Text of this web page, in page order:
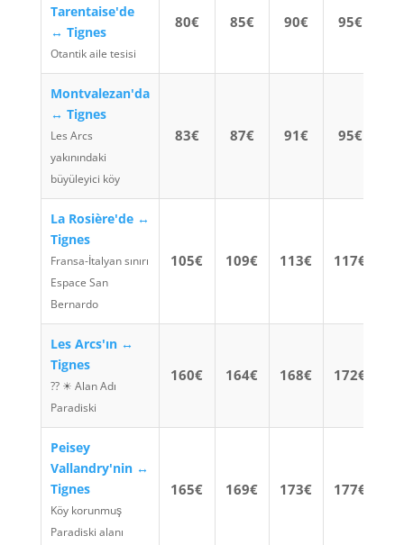
Tarentaise'de
↔ Tignes
Otantik aile tesisi
80€ 85€ 90€ 95€
Montvalezan'da
↔ Tignes
Les Arcs
yakınındaki
büyüleyici köy
83€ 87€ 91€ 95€
La Rosière'de ↔
Tignes
Fransa-İtalyan sınırı
Espace San
Bernardo
105€ 109€ 113€ 117€
Les Arcs'ın ↔
Tignes
?? ☀ Alan Adı
Paradiski
160€ 164€ 168€ 172€
Peisey
Vallandry'nin ↔
Tignes
Köy korunmuş
Paradiski alanı
165€ 169€ 173€ 177€